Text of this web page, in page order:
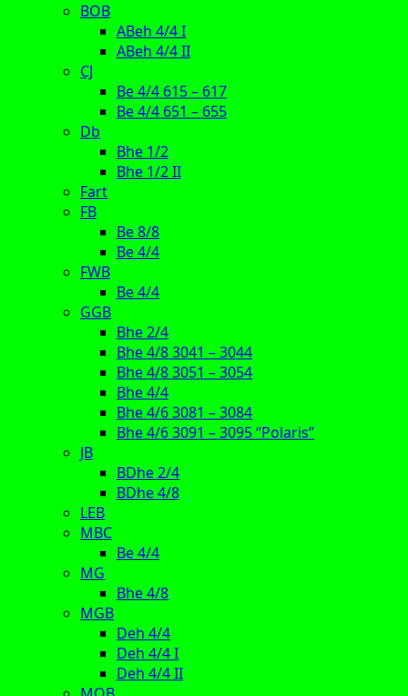
BOB
ABeh 4/4 I
ABeh 4/4 II
CJ
Be 4/4 615 – 617
Be 4/4 651 – 655
Db
Bhe 1/2
Bhe 1/2 II
Fart
FB
Be 8/8
Be 4/4
FWB
Be 4/4
GGB
Bhe 2/4
Bhe 4/8 3041 – 3044
Bhe 4/8 3051 – 3054
Bhe 4/4
Bhe 4/6 3081 – 3084
Bhe 4/6 3091 – 3095 “Polaris”
JB
BDhe 2/4
BDhe 4/8
LEB
MBC
Be 4/4
MG
Bhe 4/8
MGB
Deh 4/4
Deh 4/4 I
Deh 4/4 II